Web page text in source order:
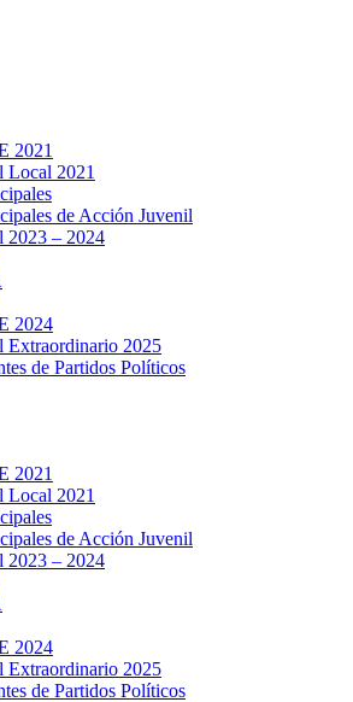
2021
Local 2021
de Acción Juvenil
2023 – 2024
2024
Extraordinario 2025
de Partidos Políticos
2021
Local 2021
de Acción Juvenil
2023 – 2024
2024
Extraordinario 2025
de Partidos Políticos